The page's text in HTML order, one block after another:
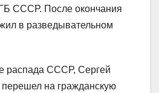
СССР. После окончания
в разведывательном
распада СССР, Сергей
на гражданскую